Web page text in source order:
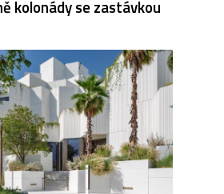
kolonády se zastávkou